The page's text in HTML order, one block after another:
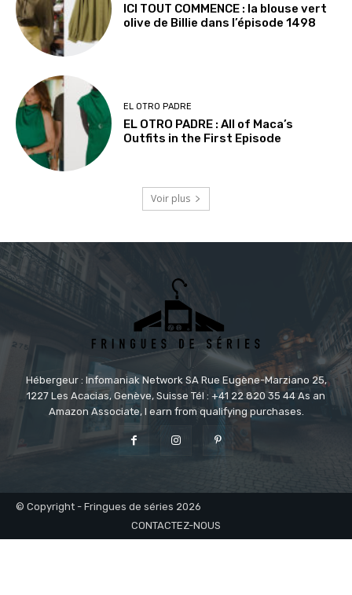
ICI TOUT COMMENCE : la blouse vert
olive de Billie dans l’épisode 1498
EL OTRO PADRE
EL OTRO PADRE : All of Maca’s
Outfits in the First Episode
Voir plus
Hébergeur : Infomaniak Network SA Rue Eugène-Marziano 25,
1227 Les Acacias, Genève, Suisse Tél : +41 22 820 35 44 As an
Amazon Associate, I earn from qualifying purchases.
© Copyright - Fringues de séries 2026
CONTACTEZ-NOUS